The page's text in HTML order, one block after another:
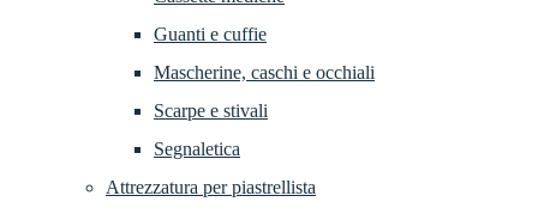
Guanti e cuffie
Mascherine, caschi e occhiali
Scarpe e stivali
Segnaletica
Attrezzatura per piastrellista